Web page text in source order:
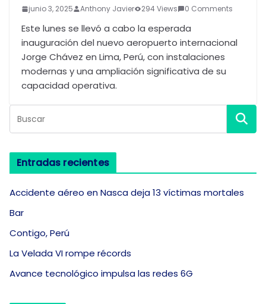
junio 3, 2025 Anthony Javier 294 Views 0 Comments
Este lunes se llevó a cabo la esperada
inauguración del nuevo aeropuerto internacional
Jorge Chávez en Lima, Perú, con instalaciones
modernas y una ampliación significativa de su
capacidad operativa.
Entradas recientes
Accidente aéreo en Nasca deja 13 víctimas mortales
Bar
Contigo, Perú
La Velada VI rompe récords
Avance tecnológico impulsa las redes 6G